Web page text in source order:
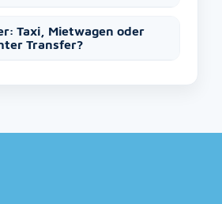
Taxi, Mietwagen oder
Transfer?